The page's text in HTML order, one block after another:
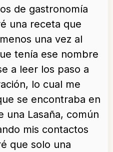
de gastronomía
una receta que
una vez al
tenía ese nombre
a leer los paso a
lo cual me
se encontraba en
una Lasaña, común
mis contactos
que solo una